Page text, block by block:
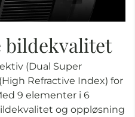
bildekvalitet
(Dual Super
Refractive Index) for
9 elementer i 6
og oppløsning